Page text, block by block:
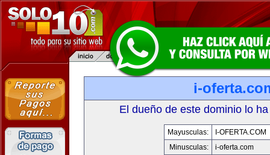
i-
El dueño de este dominio lo
Mayusculas:
I-OFERTA.COM
Minusculas:
i-oferta.com